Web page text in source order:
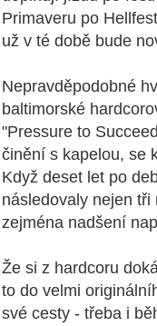
Primaveru po
už v té době bude
Nepravděpodobné
baltimorské
"Pressure to
činění s kapelou, se
Když deset let po
následovaly nejen
zejména nadšení
Že si z hardcoru
to do velmi
své cesty - třeba i